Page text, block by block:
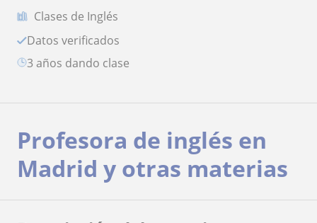
Clases de Inglés
Datos verificados
3 años dando clase
Profesora de inglés en
Madrid y otras materias